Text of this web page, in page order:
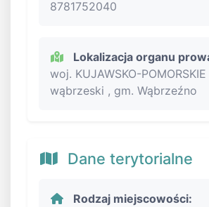
8781752040
Lokalizacja organu
woj. KUJAWSKO-
wąbrzeski , gm. Wąbrzeźno
Dane terytorialne
Rodzaj miejscowości: